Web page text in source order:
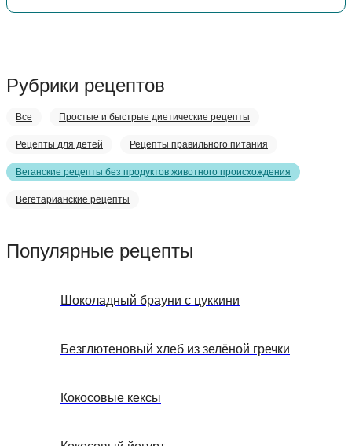
Рубрики рецептов
Все Простые и быстрые диетические рецепты
Рецепты для детей Рецепты правильного питания
Веганские рецепты без продуктов животного происхождения
Вегетарианские рецепты
Популярные рецепты
Шоколадный брауни с цуккини
Безглютеновый хлеб из зелёной гречки
Кокосовые кексы